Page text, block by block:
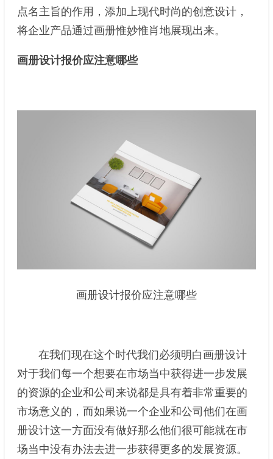
点名主旨的作用，添加上现代时尚的创意设计，
将企业产品通过画册惟妙惟肖地展现出来。
画册设计报价应注意哪些
画册设计报价应注意哪些
在我们现在这个时代我们必须明白画册设计
对于我们每一个想要在市场当中获得进一步发展
的资源的企业和公司来说都是具有着非常重要的
市场意义的，而如果说一个企业和公司他们在画
册设计这一方面没有做好那么他们很可能就在市
场当中没有办法去进一步获得更多的发展资源。